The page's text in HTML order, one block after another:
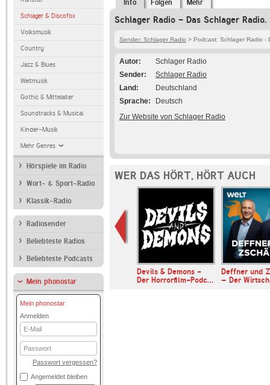
Schlager & Discofox
Volksmusik
Country
Jazz & Blues
Weltmusik
Gothic & Mittelalter
Soundtracks & Musical
Kinder-Musik
Mehr Genres
Hörspiele im Radio
Wort- & Sport-Radio
Klassik-Radio
Radiosender
Beliebteste Radios
Beliebteste Podcasts
Mein phonostar
Mein phonostar
Anmelden
E-
Mail
Passwort
Passwort vergessen?
Angemeldet bleiben
Info Folgen Mehr
Schlager Radio - Das Schlager
Sender: Schlager Radio > Podcast: Schlager Radio -
Autor
Schlager Radio
Sender
Schlager Radio
Land
Deutschland
Sprache
Deutsch
Zur Website von Schlager Radio
WER DAS HÖRT, HÖRT AUCH
& Somuncu
Devils & Demons -
Der Horrorfilm-Podc…
Deffner und
– Der